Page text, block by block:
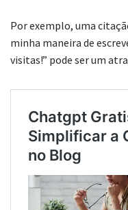
Por exemplo, uma
minha maneira de
visitas!” pode ser um